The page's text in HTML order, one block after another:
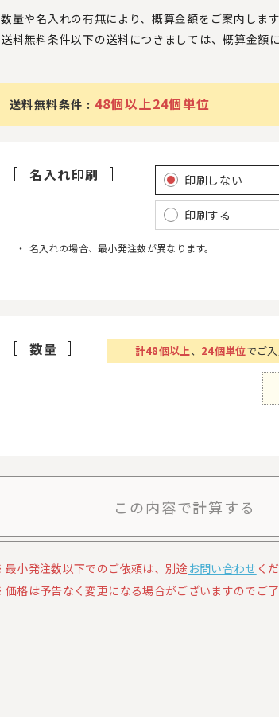
数量や名入れの有無により、概算金額をご案内しま
送料無料条件以下の送料につきましては、概算金額
送料無料条件 : 48個以上24個単位
名入れ印刷 印刷しない
印刷する
名入れの場合、最小発注数が異なります。
数量 計48個以上、 24個単位でご
この内容で計算する
最小発注数以下でのご依頼は、別途 お問い合わせ く
価格は予告なく変更になる場合がございますのでご了